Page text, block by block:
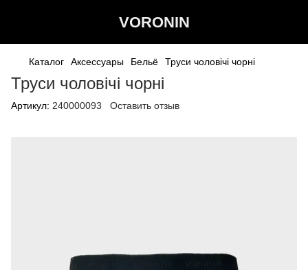
VORONIN
Каталог Аксессуары Бельё Труси чоловічі чорні
Труси чоловічі чорні
Артикул: 240000093 Оставить отзыв